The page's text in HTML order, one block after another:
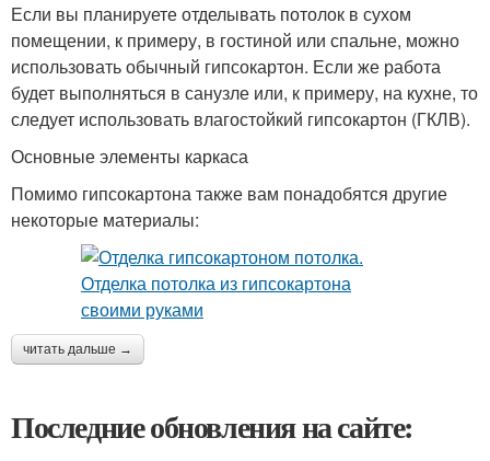
Если вы планируете отделывать потолок в сухом
помещении, к примеру, в гостиной или спальне, можно
использовать обычный гипсокартон. Если же работа
будет выполняться в санузле или, к примеру, на кухне, то
следует использовать влагостойкий гипсокартон (ГКЛВ).
Основные элементы каркаса
Помимо гипсокартона также вам понадобятся другие
некоторые материалы:
читать дальше →
Последние обновления на сайте: